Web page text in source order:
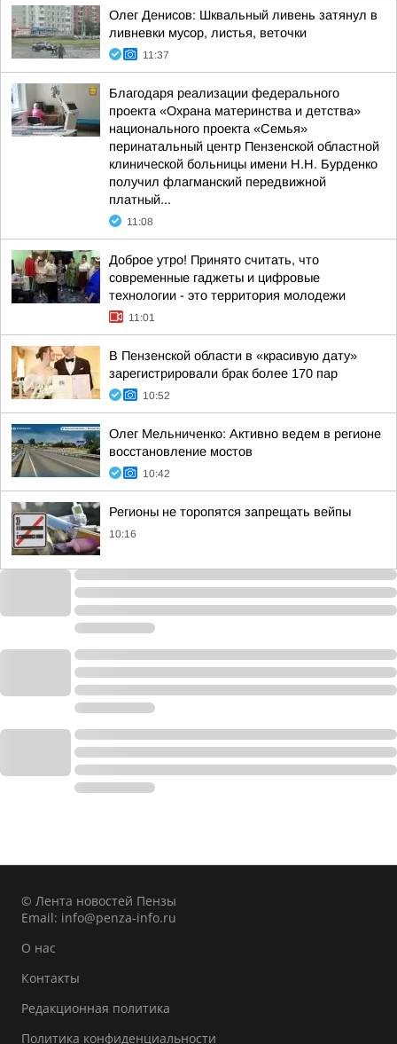
Олег Денисов: Шквальный ливень затянул в
ливневки мусор, листья, веточки
11:37
Благодаря реализации федерального
проекта «Охрана материнства и детства»
национального проекта «Семья»
перинатальный центр Пензенской областной
клинической больницы имени Н.Н. Бурденко
получил флагманский передвижной
платный...
11:08
Доброе утро! Принято считать, что
современные гаджеты и цифровые
технологии - это территория молодежи
11:01
В Пензенской области в «красивую дату»
зарегистрировали брак более 170 пар
10:52
Олег Мельниченко: Активно ведем в регионе
восстановление мостов
10:42
Регионы не торопятся запрещать вейпы
10:16
© Лента новостей Пензы
Email: info@penza-info.ru
О нас
Контакты
Редакционная политика
Политика конфиденциальности